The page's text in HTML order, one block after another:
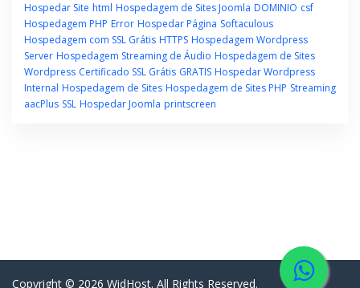
Hospedar Site html Hospedagem de Sites Joomla DOMINIO csf
Hospedagem PHP Error Hospedar Página Softaculous
Hospedagem com SSL Grátis HTTPS Hospedagem Wordpress
Server Hospedagem Streaming de Áudio Hospedagem de Sites
Wordpress Certificado SSL Grátis GRATIS Hospedar Wordpress
Internal Hospedagem de Sites Hospedagem de Sites PHP Streaming
aacPlus SSL Hospedar Joomla printscreen
Copyright © 2026 WidHost. All Rights Reserved.